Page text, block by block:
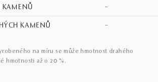
KAMENŮ –
KAMENŮ –
na míru se může hmotnost drahého
hmotnosti až o 20 %.